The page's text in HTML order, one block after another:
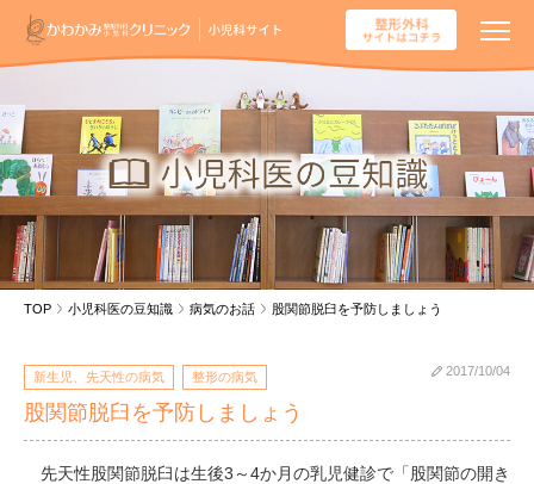
TOP 小児科医の豆知識 病気のお話 股関節脱臼を予防しましょう
新生児、先天性の病気 整形の病気
股関節脱臼を予防しましょう
2017/10/04
先天性股関節脱臼は生後3～4か月の乳児健診で「股関節の開き